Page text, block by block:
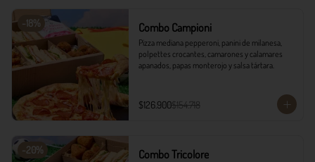
-18% Combo Campioni
Pizza mediana pepperoni, panini de milanesa,
polpettes crocantes, camarones y calamares
apanados, papas monterojo y salsa tártara.
$126.900$154.718
-20% Combo Tricolore